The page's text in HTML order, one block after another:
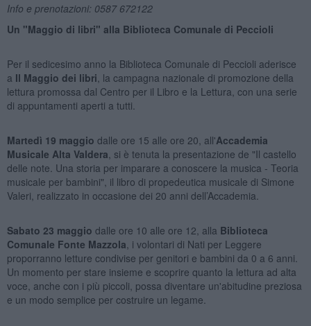
Info e prenotazioni: 0587 672122
Un "Maggio di libri" alla Biblioteca Comunale di Peccioli
Per il sedicesimo anno la Biblioteca Comunale di Peccioli aderisce
a Il Maggio dei libri , la campagna nazionale di promozione della
lettura promossa dal Centro per il Libro e la Lettura, con una serie
di appuntamenti aperti a tutti.
Martedì 19 maggio dalle ore 15 alle ore 20, all'Accademia
Musicale Alta Valdera , si è tenuta la presentazione de "Il castello
delle note. Una storia per imparare a conoscere la musica - Teoria
musicale per bambini", il libro di propedeutica musicale di Simone
Valeri, realizzato in occasione dei 20 anni dell’Accademia.
Sabato 23 maggio dalle ore 10 alle ore 12, alla Biblioteca
Comunale Fonte Mazzola , i volontari di Nati per Leggere
proporranno letture condivise per genitori e bambini da 0 a 6 anni.
Un momento per stare insieme e scoprire quanto la lettura ad alta
voce, anche con i più piccoli, possa diventare un'abitudine preziosa
e un modo semplice per costruire un legame.